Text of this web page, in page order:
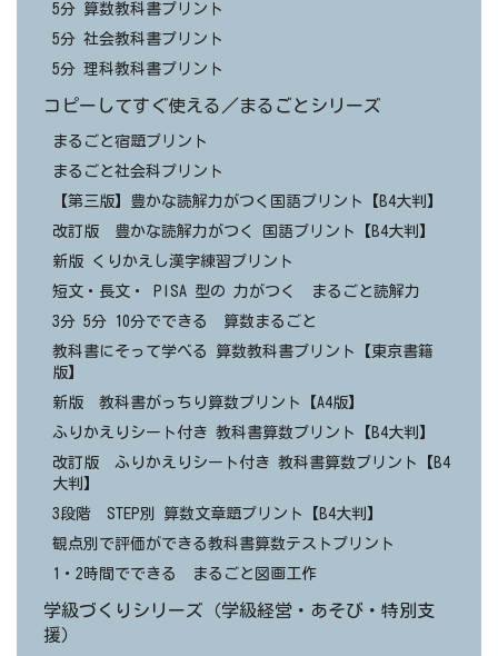
5分 算数教科書プリント
5分 社会教科書プリント
5分 理科教科書プリント
コピーしてすぐ使える／まるごとシリーズ
まるごと宿題プリント
まるごと社会科プリント
【第三版】豊かな読解力がつく国語プリント【B4大判】
改訂版 豊かな読解力がつく 国語プリント【B4大判】
新版 くりかえし漢字練習プリント
短文・長文・ PISA 型の 力がつく まるごと読解力
3分 5分 10分でできる 算数まるごと
教科書にそって学べる 算数教科書プリント【東京書籍
版】
新版 教科書がっちり算数プリント【A4版】
ふりかえりシート付き 教科書算数プリント【B4大判】
改訂版 ふりかえりシート付き 教科書算数プリント【B4
大判】
3段階 STEP別 算数文章題プリント【B4大判】
観点別で評価ができる教科書算数テストプリント
1・2時間でできる まるごと図画工作
学級づくりシリーズ（学級経営・あそび・特別支
援）